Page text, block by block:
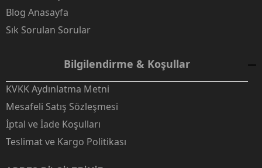
Blog Anasayfa
Sık Sorulan Sorular
Bilgilendirme & Koşullar
KVKK Aydınlatma Metni
Mesafeli Satış Sözleşmesi
İptal ve İade Koşulları
Teslimat ve Kargo Politikası